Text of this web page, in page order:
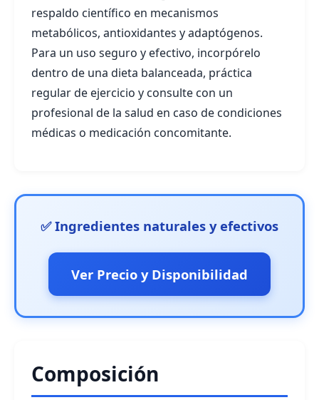
respaldo científico en mecanismos
metabólicos, antioxidantes y adaptógenos.
Para un uso seguro y efectivo, incorpórelo
dentro de una dieta balanceada, práctica
regular de ejercicio y consulte con un
profesional de la salud en caso de condiciones
médicas o medicación concomitante.
✅ Ingredientes naturales y efectivos
Ver Precio y Disponibilidad
Composición